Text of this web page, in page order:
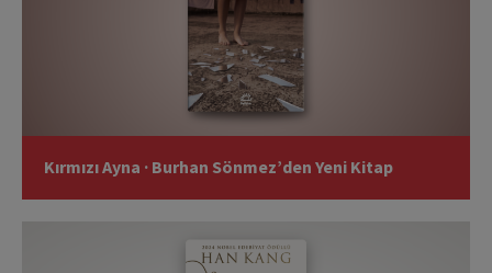
Kırmızı Ayna · Burhan Sönmez’den Yeni Kitap